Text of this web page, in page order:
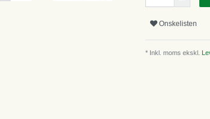
Onskelisten
* Inkl. moms ekskl.